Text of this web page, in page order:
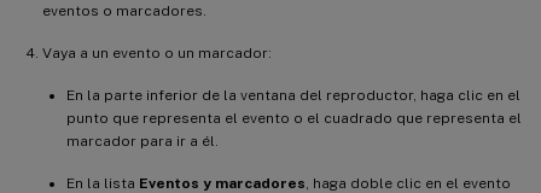
eventos o marcadores.
Vaya a un evento o un marcador:
En la parte inferior de la ventana del reproductor, haga clic en el
punto que representa el evento o el cuadrado que representa el
marcador para ir a él.
En la lista Eventos y marcadores , haga doble clic en el evento